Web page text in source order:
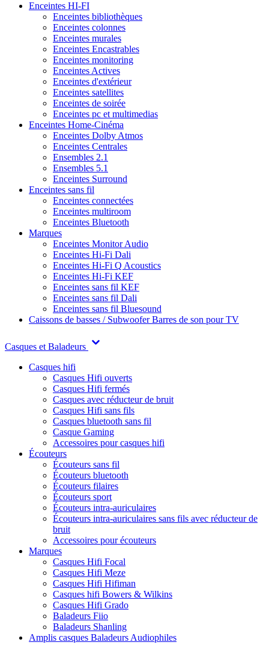
Enceintes HI-FI
Enceintes bibliothèques
Enceintes colonnes
Enceintes murales
Enceintes Encastrables
Enceintes monitoring
Enceintes Actives
Enceintes d'extérieur
Enceintes satellites
Enceintes de soirée
Enceintes pc et multimedias
Enceintes Home-Cinéma
Enceintes Dolby Atmos
Enceintes Centrales
Ensembles 2.1
Ensembles 5.1
Enceintes Surround
Enceintes sans fil
Enceintes connectées
Enceintes multiroom
Enceintes Bluetooth
Marques
Enceintes Monitor Audio
Enceintes Hi-Fi Dali
Enceintes Hi-Fi Q Acoustics
Enceintes Hi-Fi KEF
Enceintes sans fil KEF
Enceintes sans fil Dali
Enceintes sans fil Bluesound
Caissons de basses / SubwooferBarres de son pour TV
Casques et Baladeurs
Casques hifi
Casques Hifi ouverts
Casques Hifi fermés
Casques avec réducteur de bruit
Casques Hifi sans fils
Casques bluetooth sans fil
Casque Gaming
Accessoires pour casques hifi
Écouteurs
Écouteurs sans fil
Écouteurs bluetooth
Écouteurs filaires
Écouteurs sport
Écouteurs intra-auriculaires
Écouteurs intra-auriculaires sans fils avec réducteur de
bruit
Accessoires pour écouteurs
Marques
Casques Hifi Focal
Casques Hifi Meze
Casques Hifi Hifiman
Casques hifi Bowers & Wilkins
Casques Hifi Grado
Baladeurs Fiio
Baladeurs Shanling
Amplis casques Baladeurs Audiophiles